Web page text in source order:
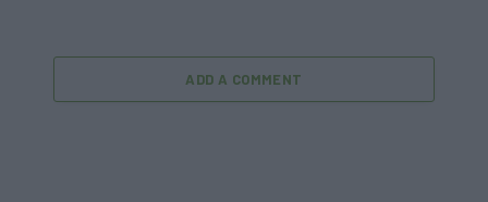
ADD A COMMENT